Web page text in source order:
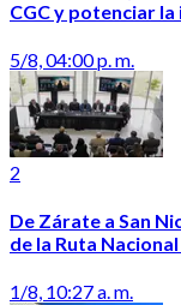
CGC y potenciar
5/8, 04:00 p. m.
2
De Zárate a San
de la Ruta Nacional
1/8, 10:27 a. m.